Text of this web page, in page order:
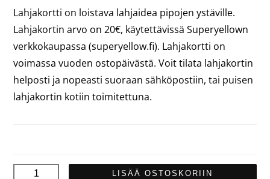
Lahjakortti on loistava lahjaidea pipojen ystäville.
Lahjakortin arvo on 20€, käytettävissä Superyellown
verkkokaupassa (superyellow.fi). Lahjakortti on
voimassa vuoden ostopäivästä. Voit tilata lahjakortin
helposti ja nopeasti suoraan sähköpostiin, tai puisen
lahjakortin kotiin toimitettuna.
Lahjakortti
LISÄÄ OSTOSKORIIN